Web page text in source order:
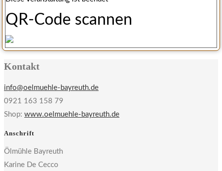
QR-Code scannen
Kontakt
info@oelmuehle-bayreuth.de
0921 163 158 79
Shop: www.oelmuehle-bayreuth.de
Anschrift
Ölmühle Bayreuth
Karine De Cecco